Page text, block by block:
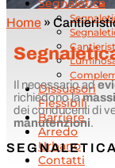
Segnaletica
Dissuasori
Flessibili
Barriere
Arredo
Urbano
Contatti
Home »
Il necessario ad
richiedono la
dei conducenti di
manutenzioni.
SEGNALETICA